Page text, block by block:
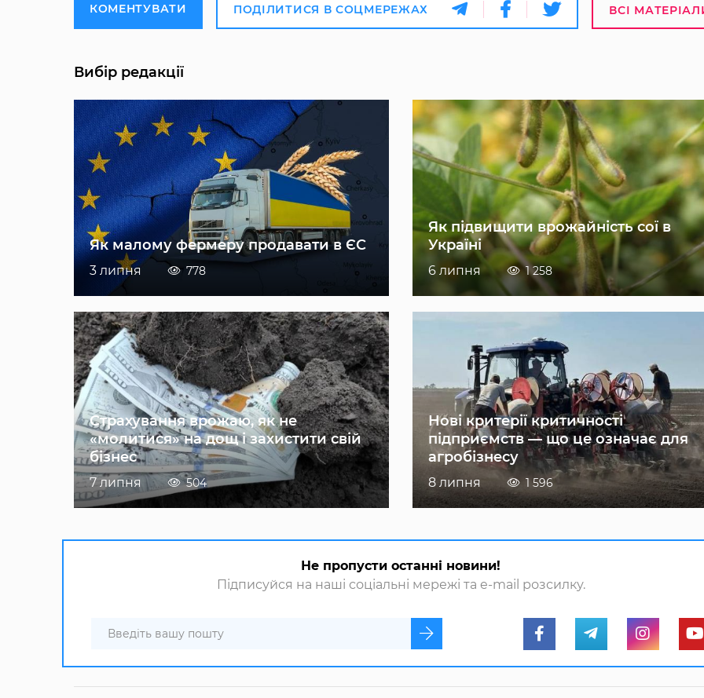
КОМЕНТУВАТИ ПОДІЛИТИСЯ В СОЦМЕРЕЖАХ ВСІ
Вибір редакції
Як малому фермеру продавати в ЄС
3 липня 778
Як підвищити врожайність сої в
Україні
6 липня 1 258
Страхування врожаю, як не
«молитися» на дощ і захистити свій
бізнес
7 липня 504
Нові критерії критичності
підприємств — що це означає для
агробізнесу
8 липня 1 596
Не пропусти останні новини!
Підписуйся на наші соціальні мережі та e-mail розсилку.